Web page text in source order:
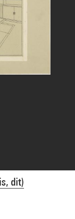
dit)
Rodriguez-Garcia/Dist.